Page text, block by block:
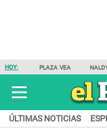
HOY: PLAZA VEA
ÚLTIMAS NOTICIAS